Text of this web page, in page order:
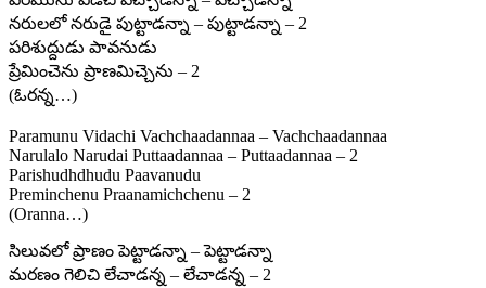
నరులలో నరుడై పుట్టాడన్నా – పుట్టాడన్నా – 2
పరిశుద్దుడు పావనుడు
ప్రేమించెను ప్రాణమిచ్చెను – 2
(ఓరన్న…)
Paramunu Vidachi Vachchaadannaa – Vachchaadannaa
Narulalo Narudai Puttaadannaa – Puttaadannaa – 2
Parishudhdhudu Paavanudu
Preminchenu Praanamichchenu – 2
(Oranna…)
సిలువలో ప్రాణం పెట్టాడన్నా – పెట్టాడన్నా
మరణం గెలిచి లేచాడన్న – లేచాడన్న – 2